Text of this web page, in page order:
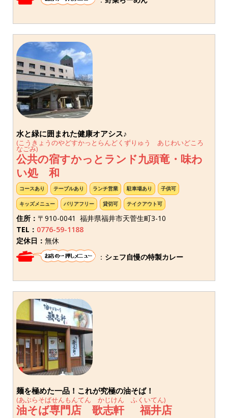
水と緑に囲まれた健康オアシス♪
(こうきょうのやどすかっとらんどくずりゅう あじわいどころ
なごみ)
公共の宿すかっとランド九頭竜・味わ
い処 和
コースあり テーブルあり ランチ営業 駐車場あり 子供可
キッズメニュー バリアフリー 貸切可 テイクアウト可
住所： 〒910-0041 福井県福井市天菅生町3-10
TEL： 0776-59-1188
定休日： 無休
： シェフ自慢の特製カレー
麺を極めた一品！これが究極の油そば！
(あぶらそばせんもんてん かじけん ふくいてん)
油そば専門店 歌志軒 福井店